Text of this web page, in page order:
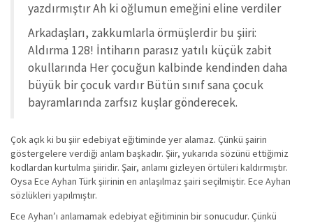
yazdırmıştır Ah ki oğlumun emeğini eline verdiler
Arkadaşları, zakkumlarla örmüşlerdir bu şiiri:
Aldırma 128! İntiharın parasız yatılı küçük zabit
okullarında Her çocuğun kalbinde kendinden daha
büyük bir çocuk vardır Bütün sınıf sana çocuk
bayramlarında zarfsız kuşlar gönderecek.
Çok açık ki bu şiir edebiyat eğitiminde yer alamaz. Çünkü şairin
göstergelere verdiği anlam başkadır. Şiir, yukarıda sözünü ettiğimiz
kodlardan kurtulma şiiridir. Şair, anlamı gizleyen örtüleri kaldırmıştır.
Oysa Ece Ayhan Türk şiirinin en anlaşılmaz şairi seçilmiştir. Ece Ayhan
sözlükleri yapılmıştır.
Ece Ayhan’ı anlamamak edebiyat eğitiminin bir sonucudur. Çünkü